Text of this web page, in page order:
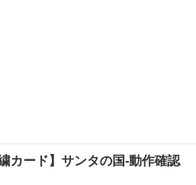
カード】サンタの国-動作確認